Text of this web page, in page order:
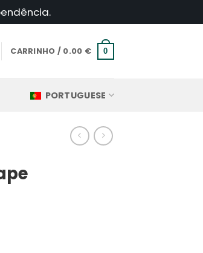
CARRINHO / 0.00 € 0
PORTUGUESE